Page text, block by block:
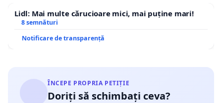
Lidl: Mai multe cărucioare mici, mai puține mari!
8 semnături
Notificare de transparență
ÎNCEPE PROPRIA PETIȚIE
Doriți să schimbați ceva?